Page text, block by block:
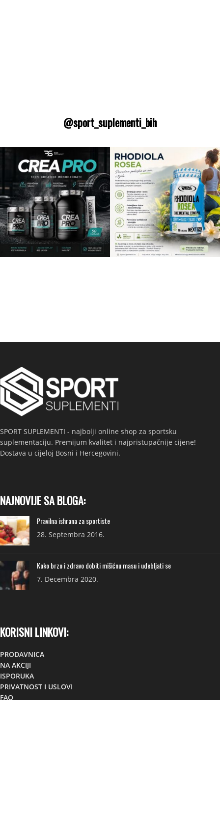
@sport_suplementi_bih
SPORT SUPLEMENTI - najbolji online shop za sportsku
suplementaciju. Premijum kvalitet i najpristupačnije cijene!
Dostava u cijeloj Bosni i Hercegovini.
NAJNOVIJE SA BLOGA:
Pravilna ishrana za sportiste
28. Septembra 2016.
Kako brzo i zdravo dobiti mišićnu masu i udebljati se
7. Decembra 2020.
KORISNI LINKOVI:
PRODAVNICA
NA AKCIJI
ISPORUKA
PRIVATNOST I USLOVI
FAQ